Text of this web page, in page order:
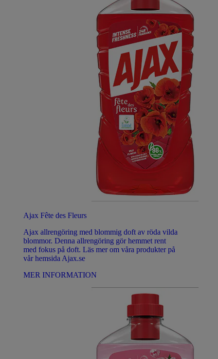
Ajax Fête des Fleurs
Ajax allrengöring med blommig doft av röda vilda
blommor. Denna allrengöring gör hemmet rent
med fokus på doft. Läs mer om våra produkter på
vår hemsida Ajax.se
MER INFORMATION